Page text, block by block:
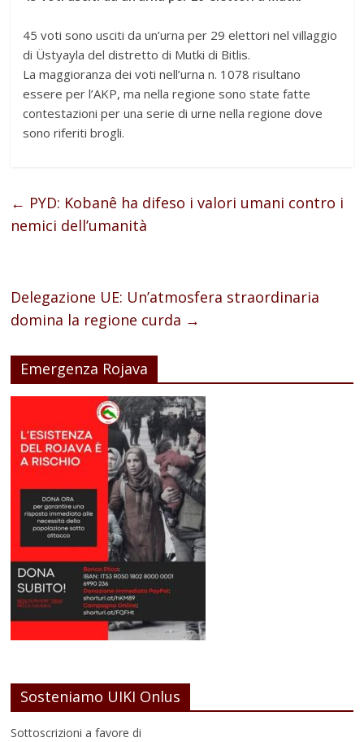
45 voti sono usciti da un’urna per 29 elettori nel villaggio
di Üstyayla del distretto di Mutki di Bitlis.
La maggioranza dei voti nell’urna n. 1078 risultano
essere per l’AKP, ma nella regione sono state fatte
contestazioni per una serie di urne nella regione dove
sono riferiti brogli.
← PYD: Kobanê ha difeso i valori umani contro i
nemici dell’umanità
Delegazione UE: Un’atmosfera straordinaria
domina la regione curda →
Emergenza Rojava
Sosteniamo UIKI Onlus
Sottoscrizioni a favore di